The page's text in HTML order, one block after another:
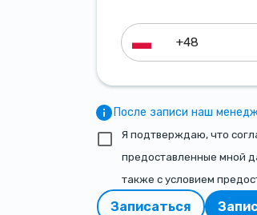
После записи наш
Я подтверждаю, что
предоставленные мной
также с условием
Записаться